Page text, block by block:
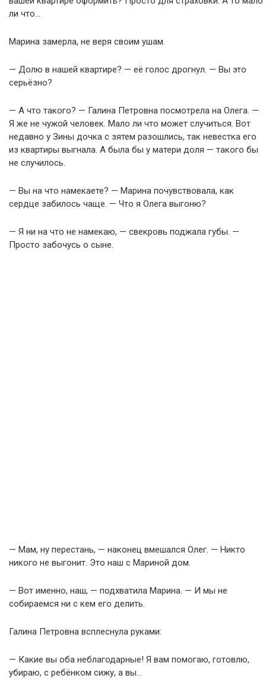
ли что…
Марина замерла, не веря своим ушам.
— Долю в нашей квартире? — её голос дрогнул. — Вы это
серьёзно?
— А что такого? — Галина Петровна посмотрела на Олега. —
Я же не чужой человек. Мало ли что может случиться. Вот
недавно у Зины дочка с зятем разошлись, так невестка его
из квартиры выгнала. А была бы у матери доля — такого бы
не случилось.
— Вы на что намекаете? — Марина почувствовала, как
сердце забилось чаще. — Что я Олега выгоню?
— Я ни на что не намекаю, — свекровь поджала губы. —
Просто забочусь о сыне.
— Мам, ну перестань, — наконец вмешался Олег. — Никто
никого не выгонит. Это наш с Мариной дом.
— Вот именно, наш, — подхватила Марина. — И мы не
собираемся ни с кем его делить.
Галина Петровна всплеснула руками:
— Какие вы оба неблагодарные! Я вам помогаю, готовлю,
убираю, с ребёнком сижу, а вы…